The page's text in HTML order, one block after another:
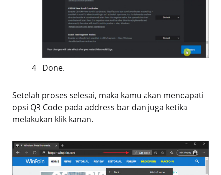
Done.
Setelah proses selesai, maka kamu akan mendapati
opsi QR Code pada address bar dan juga ketika
melakukan klik kanan.